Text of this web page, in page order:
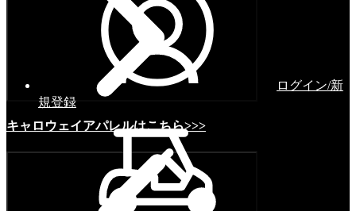
キャロウェイアパレルはこちら>>>
ログイン/新
規登録